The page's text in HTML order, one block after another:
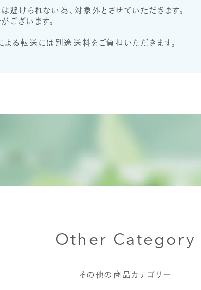
避けられない為、対象外とさせていただきます。
ございます。
る転送には別途送料をご負担いただきます。
Other Category
その他の商品カテゴリー